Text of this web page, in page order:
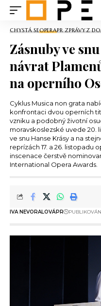
CHYSTÁ SEOPERAPR ZPRÁVYZ
Zásnuby ve
návrat
na operního
Cyklus Musica non grata
konfrontaci dvou operních
vzniku a podobný životní
moravskoslezské uvede 20.
ve snu Hanse Krásy a na
reprízách 17. a 26. listopadu
inscenace čerstvě
International Opera Awards.
IVA NEVORALOVÁPR